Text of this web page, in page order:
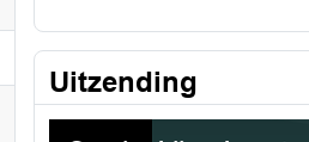
Uitzending